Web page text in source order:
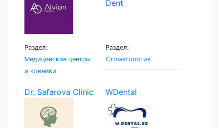
Раздел:
Медицинские центры
и клиники
Раздел:
Стоматология
Dr. Safarova Clinic WDental